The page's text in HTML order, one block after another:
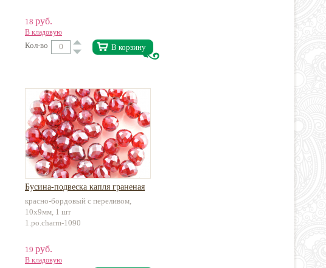
18 руб.
В кладовую
Кол-во В корзину
Бусина-подвеска капля граненая
красно-бордовый с переливом,
10х9мм, 1 шт
1.po.charm-1090
19 руб.
В кладовую